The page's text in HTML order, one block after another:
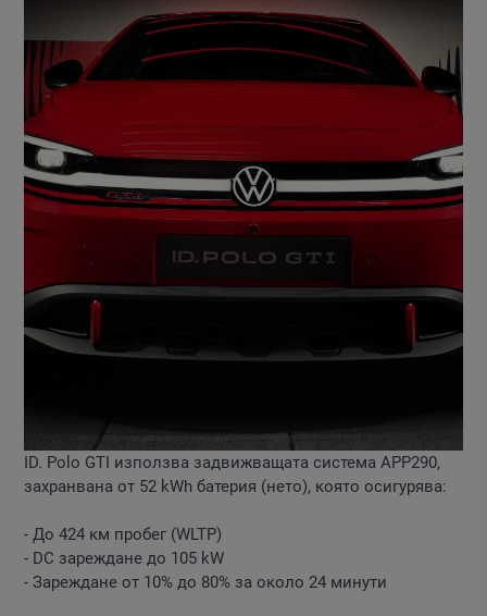
ID. Polo GTI използва задвижващата система APP290,
захранвана от 52 kWh батерия (нето), която осигурява:
- До 424 км пробег (WLTP)
- DC зареждане до 105 kW
- Зареждане от 10% до 80% за около 24 минути